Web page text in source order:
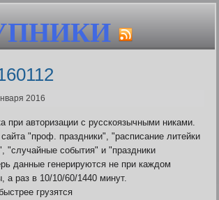
Граней
Гайды и сервисы
Геолог. Расчёт выгоды
Гильдии для воинов
Гос вещей
Дата последнего входа в
Дом пробудившихся.
2016
при авторизации с русскоязычными никами.
"проф. праздники", "расписание литейки
"случайные события" и "праздники
данные генерируются не при каждом
а раз в 10/10/60/1440 минут.
грузятся